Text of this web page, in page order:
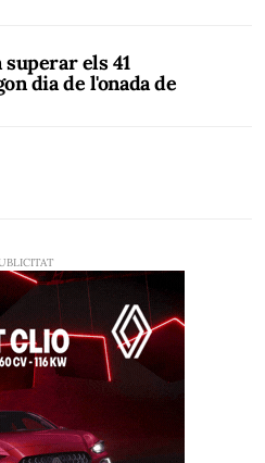
els 41
dia de l'onada de